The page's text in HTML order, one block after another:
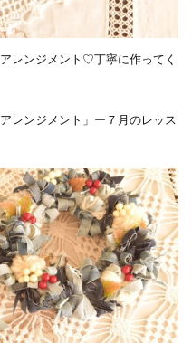
レンジメント♡丁寧に作ってく
レンジメント」ー７月のレッス